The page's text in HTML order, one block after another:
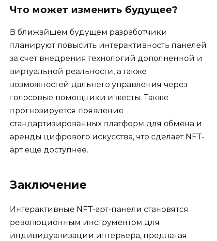
Что может изменить будущее?
В ближайшем будущем разработчики
планируют повысить интерактивность панелей
за счет внедрения технологий дополненной и
виртуальной реальности, а также
возможностей дальнего управления через
голосовые помощники и жесты. Также
прогнозируется появление
стандартизированных платформ для обмена и
аренды цифрового искусства, что сделает NFT-
арт еще доступнее.
Заключение
Интерактивные NFT-арт-панели становятся
революционным инструментом для
индивидуализации интерьера, предлагая